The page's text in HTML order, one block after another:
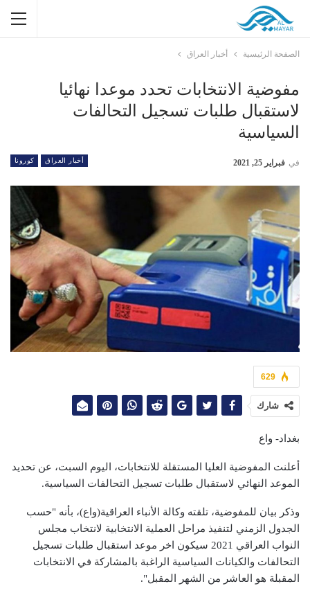
الصفحة الرئيسية أخبار العراق
مفوضية الانتخابات تحدد موعدا نهائيا
لاستقبال طلبات تسجيل التحالفات
السياسية
أخبار العراق كورونا في فبراير 25, 2021
629
شارك
بغداد- واع
أعلنت المفوضية العليا المستقلة للانتخابات، اليوم السبت، عن تحديد
الموعد النهائي لاستقبال طلبات تسجيل التحالفات السياسية.
وذكر بيان للمفوضية، تلقته وكالة الأنباء العراقية(واع)، بأنه "حسب
الجدول الزمني لتنفيذ مراحل العملية الانتخابية لانتخاب مجلس
النواب العراقي 2021 سيكون اخر موعد استقبال طلبات تسجيل
التحالفات والكيانات السياسية الراغبة بالمشاركة في الانتخابات
المقبلة هو العاشر من الشهر المقبل".